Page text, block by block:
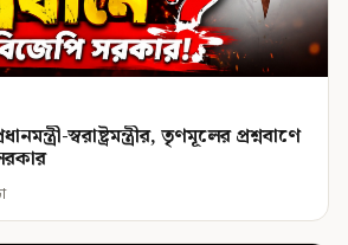
স্বরাষ্ট্রমন্ত্রীর, তৃণমূলের প্রশ্নবাণে